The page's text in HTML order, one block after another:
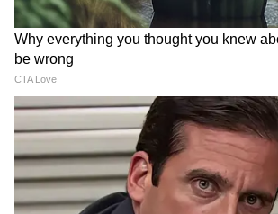
RECOMMENDED STORIES